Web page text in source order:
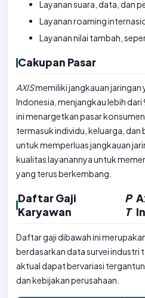
Layanan suara, data, dan
Layanan roaming
Layanan nilai tambah,
Cakupan Pasar
AXISmemiliki jangkauan jaringan
Indonesia, menjangkau lebih
ini menargetkan pasar
termasuk individu, keluarga, dan
untuk memperluas jangkauan
kualitas layanannya untuk
yang terus berkembang.
Daftar Gaji
Karyawan
P
T
Daftar gaji dibawah ini
berdasarkan data survei industri
aktual dapat bervariasi
dan kebijakan perusahaan.